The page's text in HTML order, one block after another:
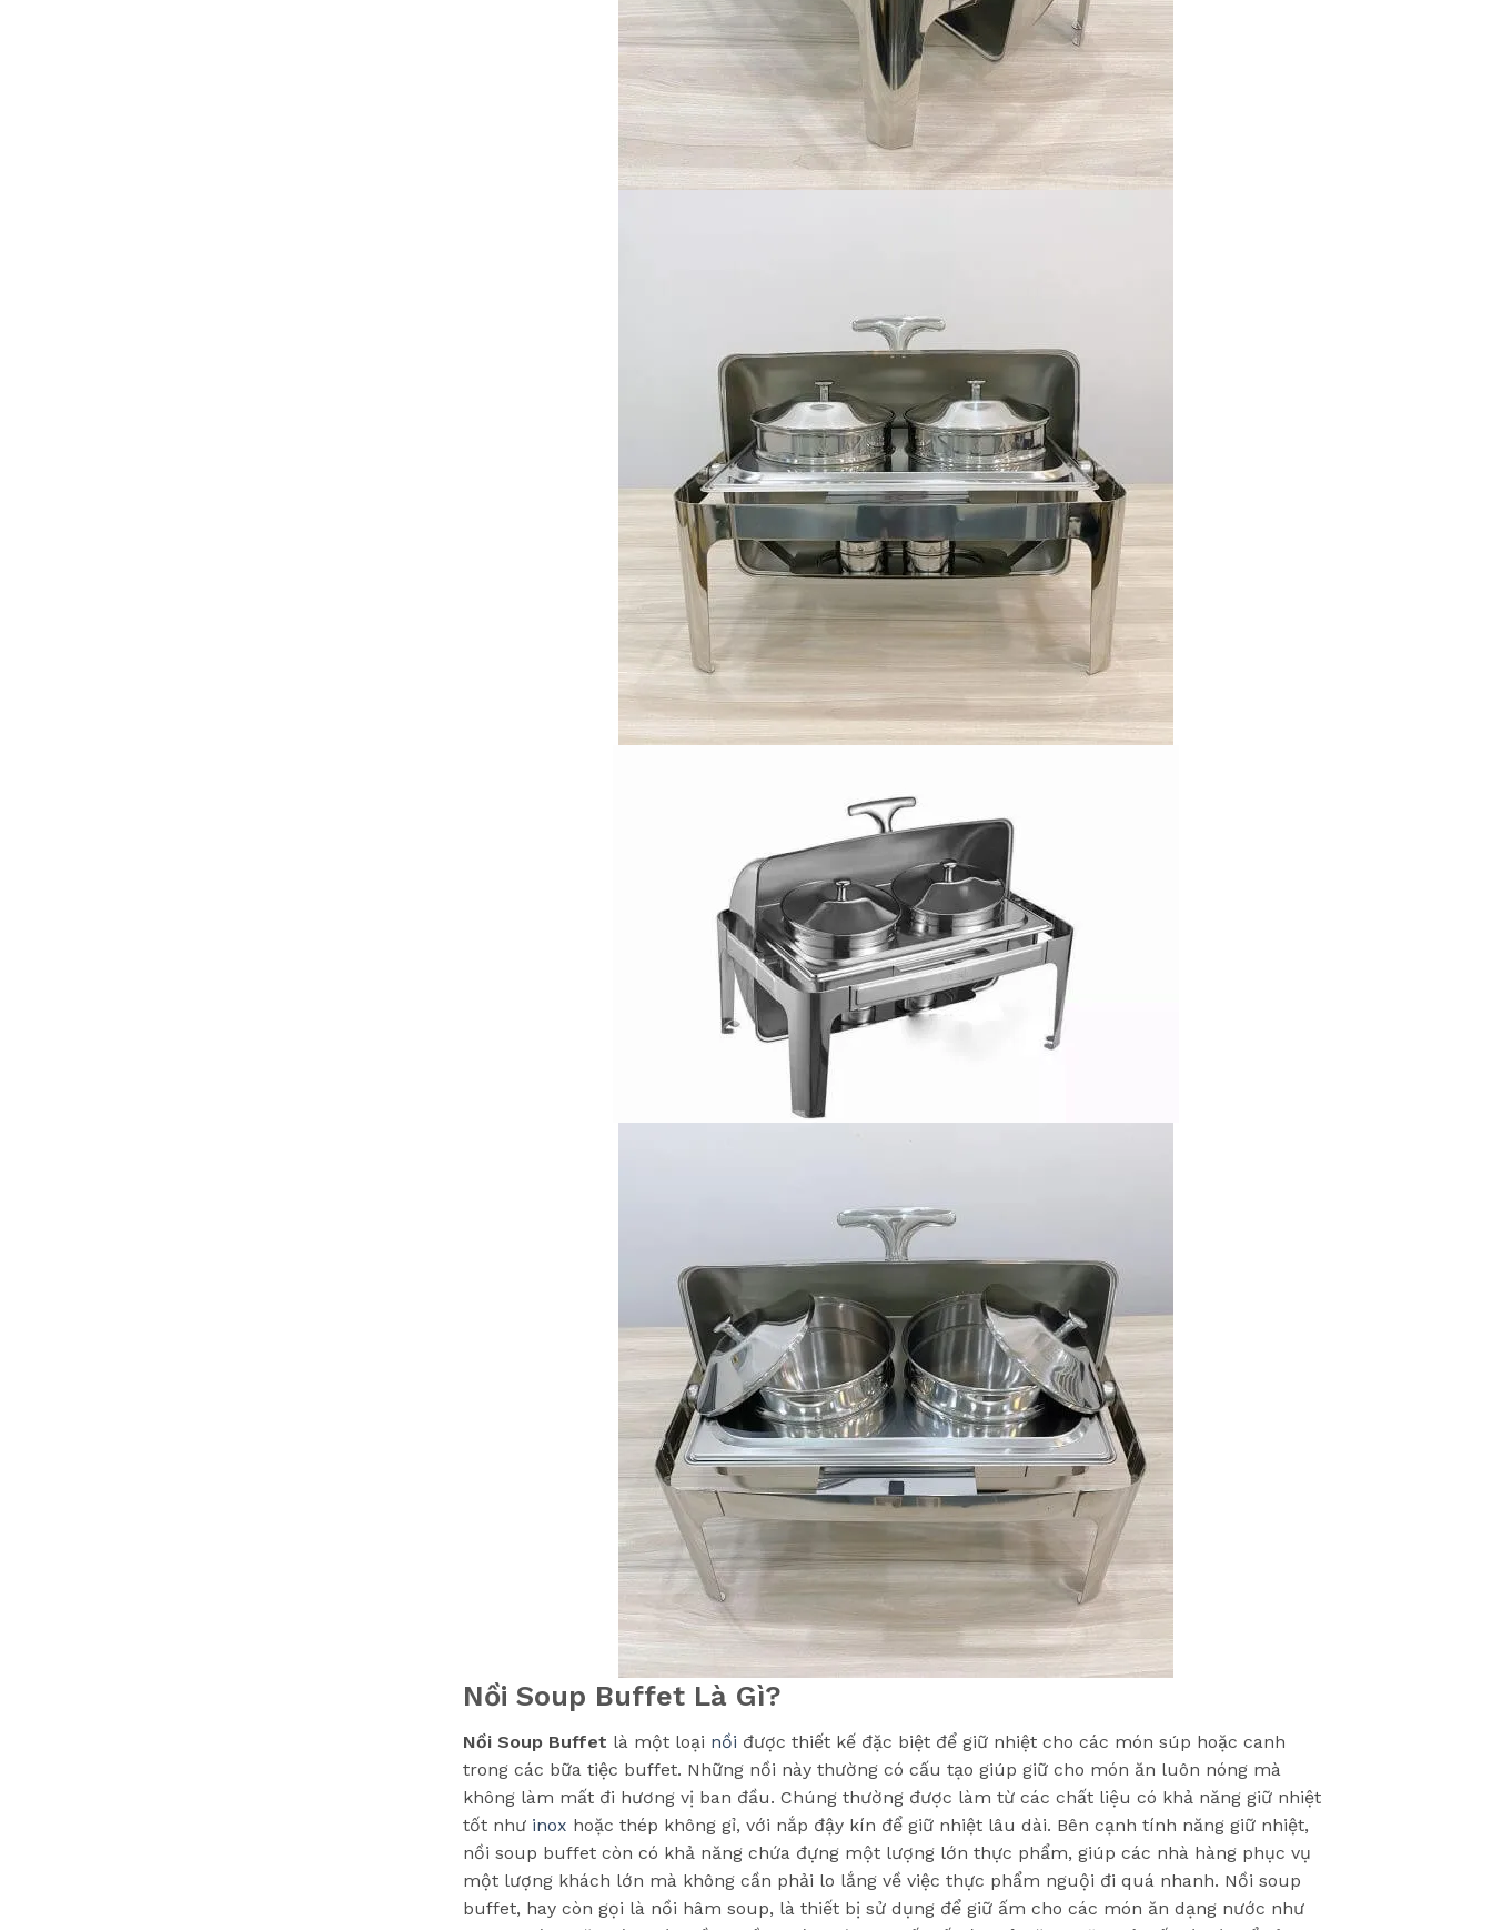
Nồi Soup Buffet Là Gì?
Nồi Soup Buffet là một loại nồi được thiết kế đặc biệt để giữ nhiệt cho các món súp hoặc canh
trong các bữa tiệc buffet. Những nồi này thường có cấu tạo giúp giữ cho món ăn luôn nóng mà
không làm mất đi hương vị ban đầu. Chúng thường được làm từ các chất liệu có khả năng giữ nhiệt
tốt như inox hoặc thép không gỉ, với nắp đậy kín để giữ nhiệt lâu dài. Bên cạnh tính năng giữ nhiệt,
nồi soup buffet còn có khả năng chứa đựng một lượng lớn thực phẩm, giúp các nhà hàng phục vụ
một lượng khách lớn mà không cần phải lo lắng về việc thực phẩm nguội đi quá nhanh. Nồi soup
buffet, hay còn gọi là nồi hâm soup, là thiết bị sử dụng để giữ ấm cho các món ăn dạng nước như